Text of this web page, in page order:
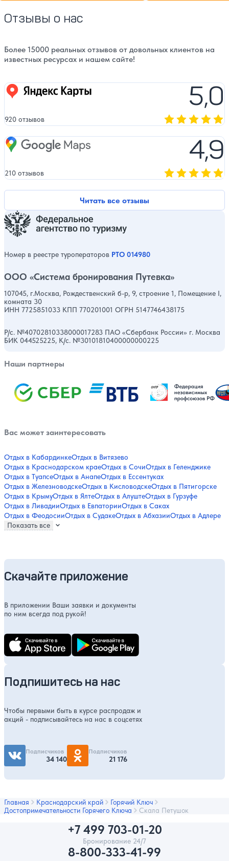
Отзывы о нас
Более 15000 реальных отзывов от довольных клиентов на
известных ресурсах и нашем сайте!
Читать все отзывы
Яндекс карты 5,0
920 отзывов
Google Maps 4,9
210 отзывов
Номер в реестре туроператоров РТО 014980
ООО «Система бронирования Путевка»
107045, г.Москва, Рождественский б-р, 9, строение 1, Помещение I,
комната 30
ИНН 7725851033 КПП 770201001 ОГРН 5147746438175
Р/с. №40702810338000017283 ПАО «Сбербанк России» г. Москва
БИК 044525225, К/с. №30101810400000000225
Наши партнеры
Вас может заинтересовать
Отдых в КабардинкеОтдых в Витязево
Отдых в Краснодарском краеОтдых в СочиОтдых в Геленджике
Отдых в ТуапсеОтдых в АнапеОтдых в Ессентуках
Отдых в ЖелезноводскеОтдых в КисловодскеОтдых в Пятигорске
Отдых в КрымуОтдых в ЯлтеОтдых в АлуштеОтдых в Гурзуфе
Отдых в ЛивадииОтдых в ЕвпаторииОтдых в Саках
Отдых в ФеодосииОтдых в СудакеОтдых в АбхазииОтдых в Адлере
Показать все
Скачайте приложение
В приложении Ваши заявки и документы
по ним всегда под рукой!
Подпишитесь на нас
Чтобы первыми быть в курсе распродаж и
акций - подписывайтесь на нас в соцсетях
Подписчиков
34 140
Подписчиков
21 176
Главная Краснодарский край
Горячий Ключ
Достопримечательности Горячего Ключа
Скала Петушок
+7 499 703-01-20
Бронирование 24/7
8-800-333-41-99